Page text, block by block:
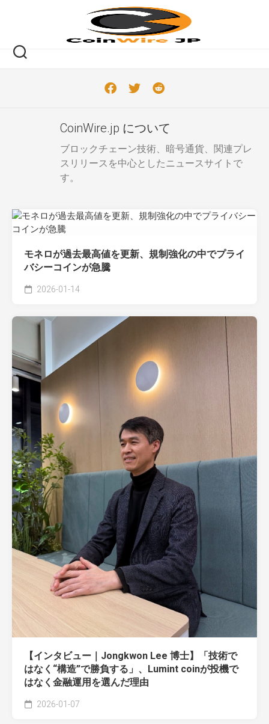
CoinWire.jp について
ブロックチェーン技術、暗号通貨、関連プレ
スリリースを中心としたニュースサイトで
す。
モネロが過去最高値を更新、規制強化の中でプライ
バシーコインが急騰
2026-01-14
【インタビュー｜Jongkwon Lee 博士】「技術で
はなく“構造”で勝負する」、Lumint coinが投機で
はなく金融運用を選んだ理由
2026-01-07